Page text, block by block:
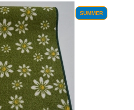
SUMMER